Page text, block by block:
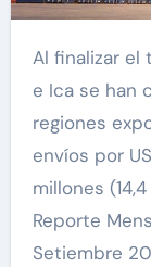
Al finalizar el tercer trimestre del año, Arequipa
e Ica se han
regiones
envíos por
millones
Reporte
Setiembre